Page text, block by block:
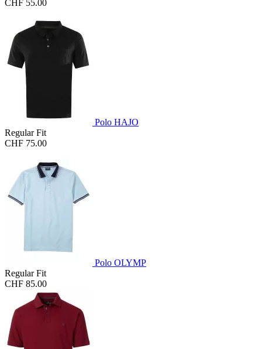
CHF 55.00
Polo HAJO
Regular Fit
CHF 75.00
Polo OLYMP
Regular Fit
CHF 85.00